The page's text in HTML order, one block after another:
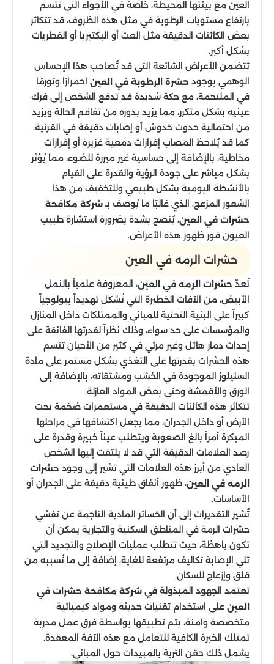
العين مع بيئتها المحيطة، خاصةً في الأجواء التي تتسم
بارتفاع مستويات الرطوبة في مثل هذه الظروف، قد تتكاثر
بعض الكائنات الدقيقة مثل العث أو البكتيريا أو الفطريات
بشكل أكبر.
تتضمن الأعراض الشائعة التي قد تُصاحب هذا الإحساس
الوهمي بوجود حشرة الرطوبة في العين احمرارًا وتورمًا
في الملتحمة، مع حكة شديدة قد تدفع الشخص إلى فرك
عينيه بشكل متكرر، مما يزيد بدوره من تفاقم الحالة ويزيد
من احتمالية حدوث خدوش أو إصابات دقيقة في القرنية.
كما قد يُلاحظ المصاب إفرازات دمعية غزيرة أو إفرازات
مخاطية، بالإضافة إلى حساسية غير مبررة للضوء، مما يُؤثر
بشكل مباشر على جودة الرؤية والقدرة على القيام
بالأنشطة اليومية بشكل طبيعي وللتخفيف من هذا
الشعور المزعج، الذي غالبًا ما يُوصف بـشركة مكافحة
حشرات في العين، يُنصح بشدة بضرورة استشارة طبيب
العيون فور ظهور هذه الأعراض.
حشرات الرمه في العين
تُعدّ حشرات الرمه في العين، المعروفة علمياً بالنمل
الأبيض، من الآفات الخطيرة التي تُشكل تهديداً بيولوجياً
كبيراً على البنية التحتية للمباني والممتلكات داخل المنازل
والمؤسسات على حد سواء، وذلك نظراً لقدرتها الفائقة على
إحداث دمار هائل وغير مرئي في كثير من الأحيان تتسم
هذه الحشرات بقدرتها على التغذي بشكل مستمر على مادة
السليلوز الموجودة في الخشب ومشتقاته، بالإضافة إلى
الورق والأقمشة وحتى بعض المواد العازلة.
تتكاثر هذه الكائنات الدقيقة في مستعمرات ضخمة تحت
الأرض أو داخل الجدران، مما يجعل اكتشافها في مراحلها
المبكرة أمراً بالغ الصعوبة ويتطلب عيناً خبيرة وقدرة على
رصد العلامات الدقيقة التي قد لا يلتفت إليها الشخص
العادي من أبرز هذه العلامات التي تشير إلى وجود حشرات
الرمه في العين، ظهور أنفاق طينية دقيقة على الجدران أو
الأساسات.
تُشير التقديرات إلى أن الخسائر المادية الناجمة عن تفشي
حشرات الرمة في المناطق السكنية والتجارية يمكن أن
تكون باهظة، حيث تتطلب عمليات الإصلاح والتجديد التي
تلي الإصابة تكاليف مرتفعة للغاية، إضافة إلى ما تُسببه من
قلق وإزعاج للسكان.
تعتمد الجهود المبذولة في شركة مكافحة حشرات في
العين على استخدام تقنيات حديثة ومواد كيميائية
متخصصة وآمنة، يتم تطبيقها بواسطة فرق عمل مدربة
تمتلك الخبرة الكافية للتعامل مع هذه الآفة المعقدة.
يشمل ذلك حقن التربة بالمبيدات حول المباني.